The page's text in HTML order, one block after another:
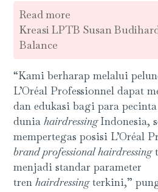
Read more
Kreasi LPTB Susan
Balance
“Kami berharap melalui
L’Oréal Professionnel dapat
dan edukasi bagi para
duniahairdressingIndonesia,
mempertegas posisi L’Oréal
brand professional hairdressing
menjadi standar parameter
trenhairdressingterkini,”